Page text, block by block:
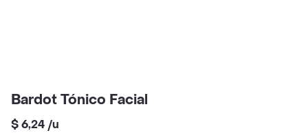
Bardot Tónico Facial
$ 6,24 /u